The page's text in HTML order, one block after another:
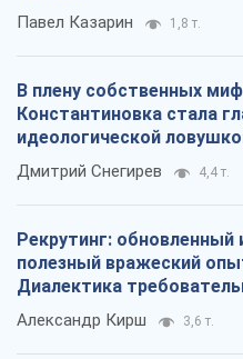
Павел Казарин 1,8 т.
В плену собственных
Константиновка стала
идеологической
российских оккупантов
Дмитрий Снегирев 4,4 т.
Рекрутинг: обновленный
полезный вражеский
Диалектика
Александр Кирш 3,6 т.